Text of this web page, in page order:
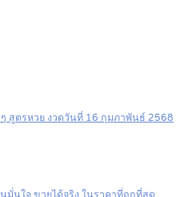
สูตรหวย งวดวันที่ 16 กุมภาพันธ์ 2568